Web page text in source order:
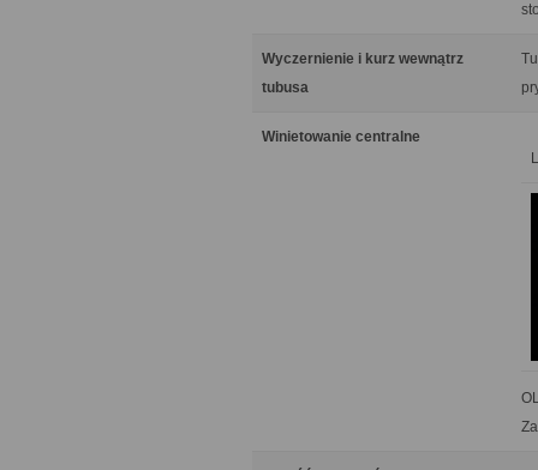
Wyczernienie i kurz wewnątrz
tubusa
Winietowanie centralne